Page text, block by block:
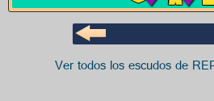
Ver todos los escudos de